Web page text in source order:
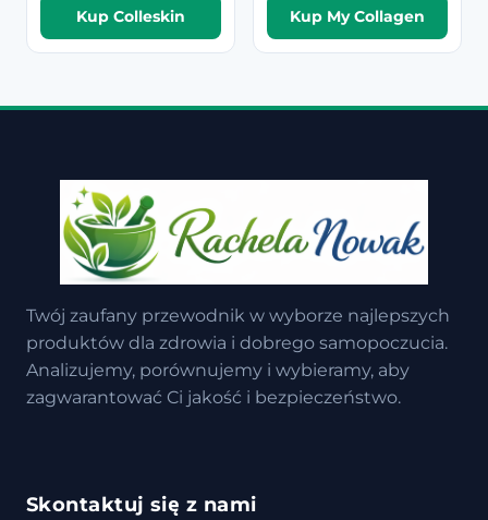
Kup Colleskin Kup My Collagen
Twój zaufany przewodnik w wyborze najlepszych
produktów dla zdrowia i dobrego samopoczucia.
Analizujemy, porównujemy i wybieramy, aby
zagwarantować Ci jakość i bezpieczeństwo.
Skontaktuj się z nami